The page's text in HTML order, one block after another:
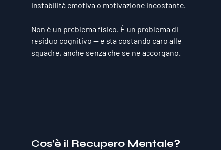
instabilità emotiva o motivazione incostante.
Non è un problema fisico. È un problema di
residuo cognitivo — e sta costando caro alle
squadre, anche senza che se ne accorgano.
Cos’è il Recupero Mentale?